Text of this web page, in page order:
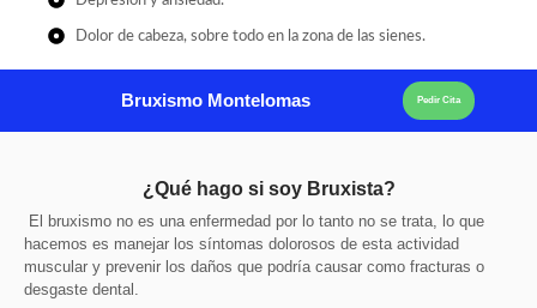
Dolor de cabeza, sobre todo en la zona de las sienes.
Bruxismo Montelomas Pedir Cita
¿Qué hago si soy Bruxista?
El bruxismo no es una enfermedad por lo tanto no se trata, lo que
hacemos es manejar los síntomas dolorosos de esta actividad
muscular y prevenir los daños que podría causar como fracturas o
desgaste dental.